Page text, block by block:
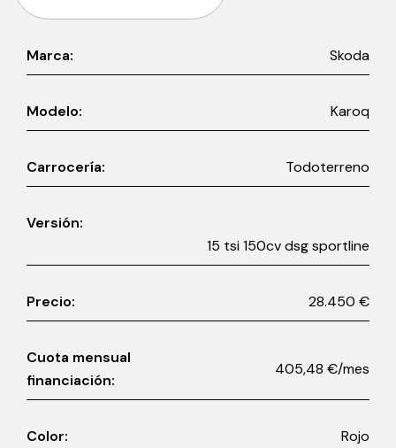
Marca: Skoda
Modelo: Karoq
Carrocería: Todoterreno
Versión:
15 tsi 150cv dsg sportline
Precio: 28.450 €
Cuota mensual
financiación:
405,48 €/mes
Color: Rojo